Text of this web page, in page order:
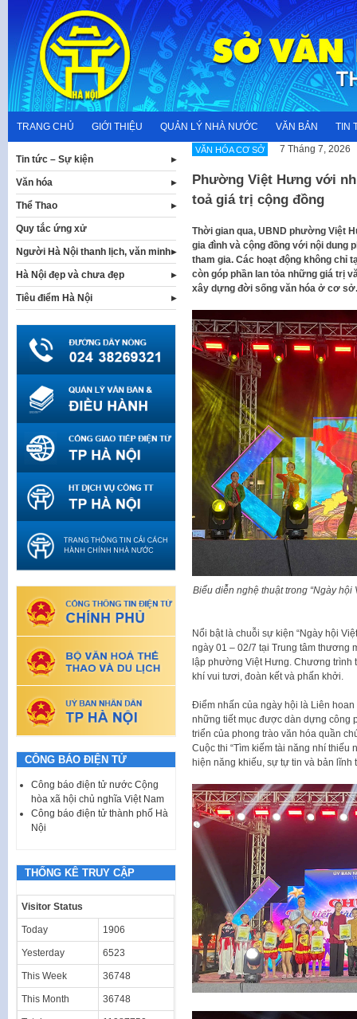
content
TRANG CHỦ GIỚI THIỆU QUẢN LÝ NHÀ NƯỚC VĂN BẢN TIN
VĂN HÓA CƠ SỞ 7 Tháng 7, 2026
Phường Việt Hưng với
toả giá trị cộng đồng
Thời gian qua, UBND phường Việt
gia đình và cộng đồng với nội dung
tham gia. Các hoạt động không chỉ
còn góp phần lan tỏa những giá trị
xây dựng đời sống văn hóa ở cơ sở.
Biểu diễn nghệ thuật trong “Ngày
Nổi bật là chuỗi sự kiện “Ngày hội
ngày 01 – 02/7 tại Trung tâm thương
lập phường Việt Hưng. Chương trình
khí vui tươi, đoàn kết và phấn khởi.
Điểm nhấn của ngày hội là Liên
những tiết mục được dàn dựng công
triển của phong trào văn hóa quần
Cuộc thi “Tìm kiếm tài năng nhí thiếu
hiện năng khiếu, sự tự tin và bản lĩnh
Tin tức – Sự kiện
Văn hóa
Thể Thao
Quy tắc ứng xử
Người Hà Nội thanh lịch, văn minh
Hà Nội đẹp và chưa đẹp
Tiêu điểm Hà Nội
CÔNG BÁO ĐIỆN TỬ
Công báo điện tử nước Cộng
hòa xã hội chủ nghĩa Việt Nam
Công báo điện tử thành phố Hà
Nội
THỐNG KÊ TRUY CẬP
Visitor Status
Today 1906
Yesterday 6523
This Week 36748
This Month 36748